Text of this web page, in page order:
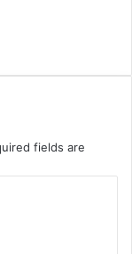
fields are